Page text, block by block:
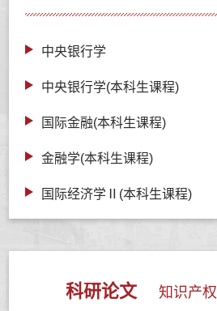
中央银行学
中央银行学(本科生课程)
国际金融(本科生课程)
金融学(本科生课程)
国际经济学Ⅱ(本科生课程)
科研论文 知识产权